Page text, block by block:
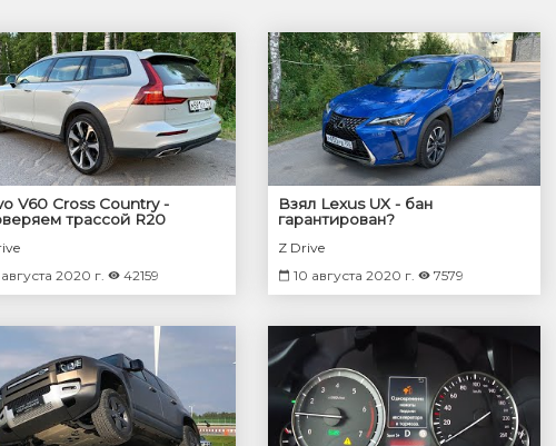
V60 Cross Country -
трассой R20
августа 2020 г.
42159
Взял Lexus UX - бан
гарантирован?
Z Drive
10 августа 2020 г.
7579